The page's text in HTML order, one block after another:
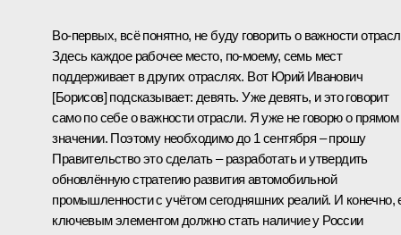
Во-первых, всё понятно, не буду говорить о важности
Здесь каждое рабочее место, по-моему, семь мест
поддерживает в других отраслях. Вот Юрий Иванович
[Борисов] подсказывает: девять. Уже девять, и это говорит
само по себе о важности отрасли. Я уже не говорю о прямом
значении. Поэтому необходимо до 1 сентября – прошу
Правительство это сделать – разработать и утвердить
обновлённую стратегию развития автомобильной
промышленности с учётом сегодняшних реалий. И конечно,
ключевым элементом должно стать наличие у России